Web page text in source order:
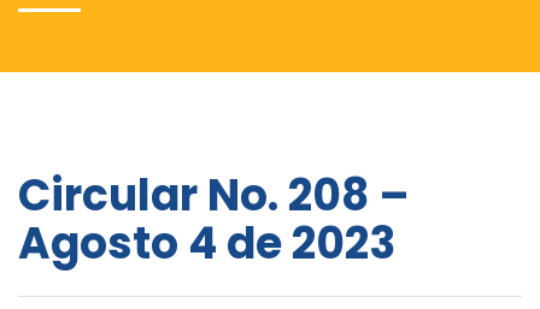
Circular No. 208 –
Agosto 4 de 2023